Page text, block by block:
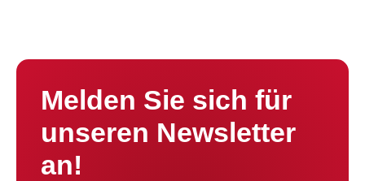
Melden Sie sich für
unseren Newsletter
an!